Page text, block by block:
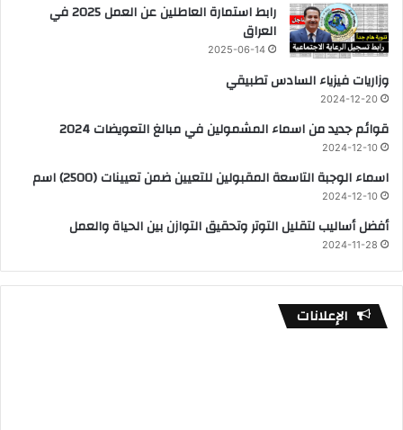
رابط استمارة العاطلين عن العمل 2025 في
العراق
2025-06-14
وزاريات فيزياء السادس تطبيقي
2024-12-20
قوائم جديد من اسماء المشمولين في مبالغ التعويضات 2024
2024-12-10
اسماء الوجبة التاسعة المقبولين للتعيين ضمن تعيينات (2500) اسم
2024-12-10
أفضل أساليب لتقليل التوتر وتحقيق التوازن بين الحياة والعمل
2024-11-28
الإعلانات